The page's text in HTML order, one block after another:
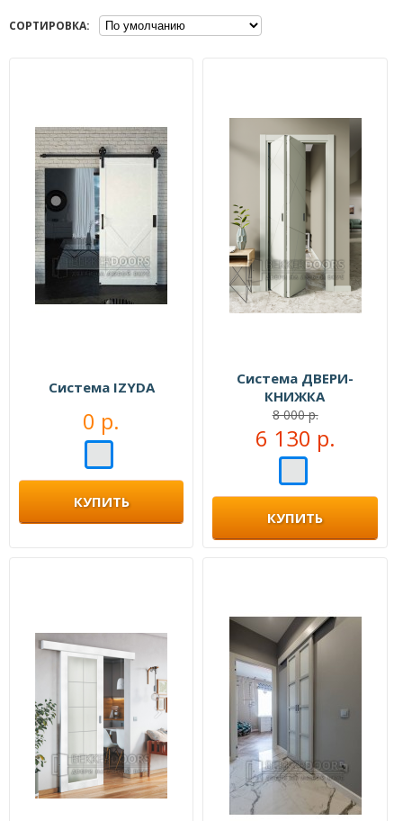
СОРТИРОВКА:
Система IZYDA
0 р.
КУПИТЬ
Система ДВЕРИ-
КНИЖКА
8 000 р.
6 130 р.
КУПИТЬ